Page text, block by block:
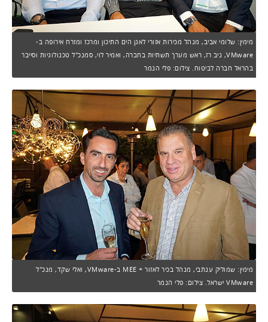
מימין: שלומי אביב, מנהל מכירות אזורי לאגן הים התיכון ומרכז ומזרח אירופה ב-
VMware, ניב רז, ראש מערך תשתיות בחברה, ואמיר לוי, סמנכ"ל טכנולוגיות וסייבר
בהראל חברה לביטוח. צילום: פלי הנמר
מימין: שמוליק ענתבי, מנהל בכיר לאזור + MEE ב-VMware, ואלי שקד, מנכ"ל
VMware ישראל. צילום: פלי הנמר